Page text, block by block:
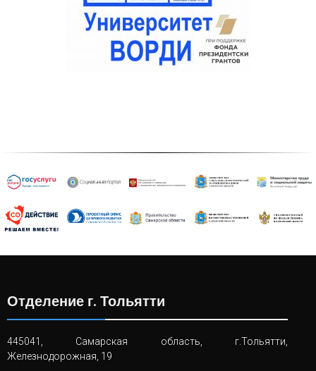
Отделение г. Тольятти
445041, Самарская область, г.Тольятти,
Железнодорожная, 19